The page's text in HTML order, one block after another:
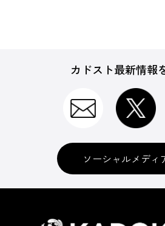
カドスト最新情報
ソーシャルメディ